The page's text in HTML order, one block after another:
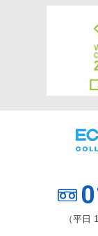
（平日